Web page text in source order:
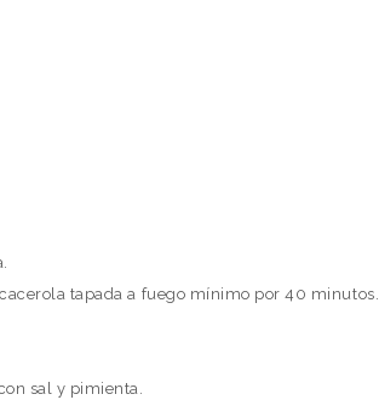
tapada a fuego mínimo por 40 minutos.
sal y pimienta.